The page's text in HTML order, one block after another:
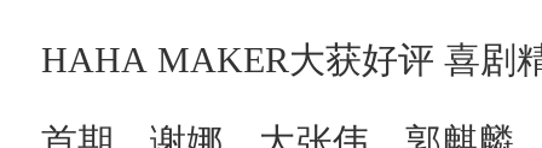
HAHA MAKER大获好评 喜剧